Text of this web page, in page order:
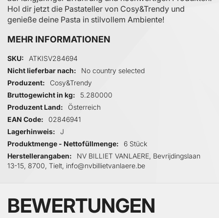
Hol dir jetzt die Pastateller von Cosy&Trendy und
genieße deine Pasta in stilvollem Ambiente!
MEHR INFORMATIONEN
Mehr Informationen
SKU
ATKISV284694
Nicht lieferbar nach
No country selected
Produzent
Cosy&Trendy
Bruttogewicht in kg
5.280000
Produzent Land
Österreich
EAN Code
02846941
Lagerhinweis
J
Produktmenge - Nettofüllmenge
6 Stück
Herstellerangaben
NV BILLIET VANLAERE, Bevrijdingslaan
13-15, 8700, Tielt, info@nvbillietvanlaere.be
BEWERTUNGEN